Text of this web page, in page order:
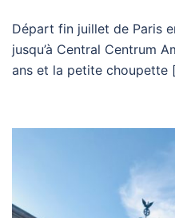
Départ fin juillet de Paris
jusqu’à Central Centrum
ans et la petite choupette